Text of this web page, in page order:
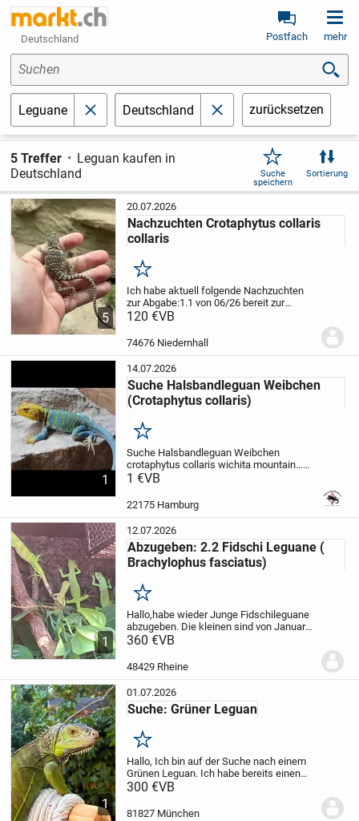
Deutschland Postfach mehr
Suchen
Leguane schließenDeutschland schließenzurücksetzen
5 Treffer
Leguan kaufen in
Deutschland
Suche
speichern
Sortierung
5
20.07.2026
Nachzuchten Crotaphytus collaris
collaris
Merken
Ich habe aktuell folgende Nachzuchten
zur Abgabe:1.1 von 06/26 bereit zur
Abgabe. 0.1 von 07/26 in frühestens 3
Stand kann ich leider keine Abgabe von...
120 €VB
74676 Niedernhall
1
14.07.2026
Suche Halsbandleguan Weibchen
(Crotaphytus collaris)
Merken
Suche Halsbandleguan Weibchen
crotaphytus collaris wichita mountain…
Terrarium und Fachwissen ist
sehr freuen...Mit freundlichen Grüßen
1 €VB
22175 Hamburg
1
12.07.2026
Abzugeben: 2.2 Fidschi Leguane (
Brachylophus fasciatus)
Merken
Hallo,habe wieder Junge Fidschileguane
abzugeben. Die kleinen sind von Januar
2026.Sie bekommen alles Notwendige
Dokumente sind natürlich dabei. Bei
360 €VB
48429 Rheine
1
01.07.2026
Suche: Grüner Leguan
Merken
Hallo, Ich bin auf der Suche nach einem
Grünen Leguan. Ich habe bereits einen
und auch ein sehr Großes Terrarium für
300 €VB
81827 München